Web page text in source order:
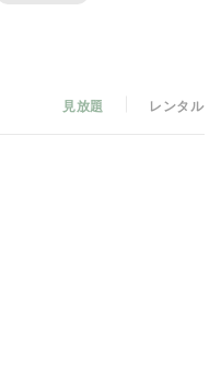
見放題 レンタル